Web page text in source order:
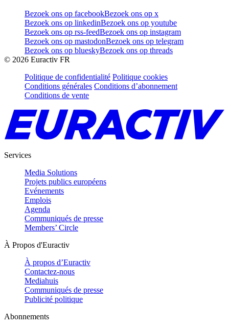
Bezoek ons op facebookBezoek ons op x
Bezoek ons op linkedinBezoek ons op youtube
Bezoek ons op rss-feedBezoek ons op instagram
Bezoek ons op mastodonBezoek ons op telegram
Bezoek ons op blueskyBezoek ons op threads
© 2026 Euractiv FR
Politique de confidentialité Politique cookies
Conditions générales Conditions d’abonnement
Conditions de vente
Services
Media Solutions
Projets publics européens
Evénements
Emplois
Agenda
Communiqués de presse
Members’ Circle
À Propos d'Euractiv
À propos d’Euractiv
Contactez-nous
Mediahuis
Communiqués de presse
Publicité politique
Abonnements